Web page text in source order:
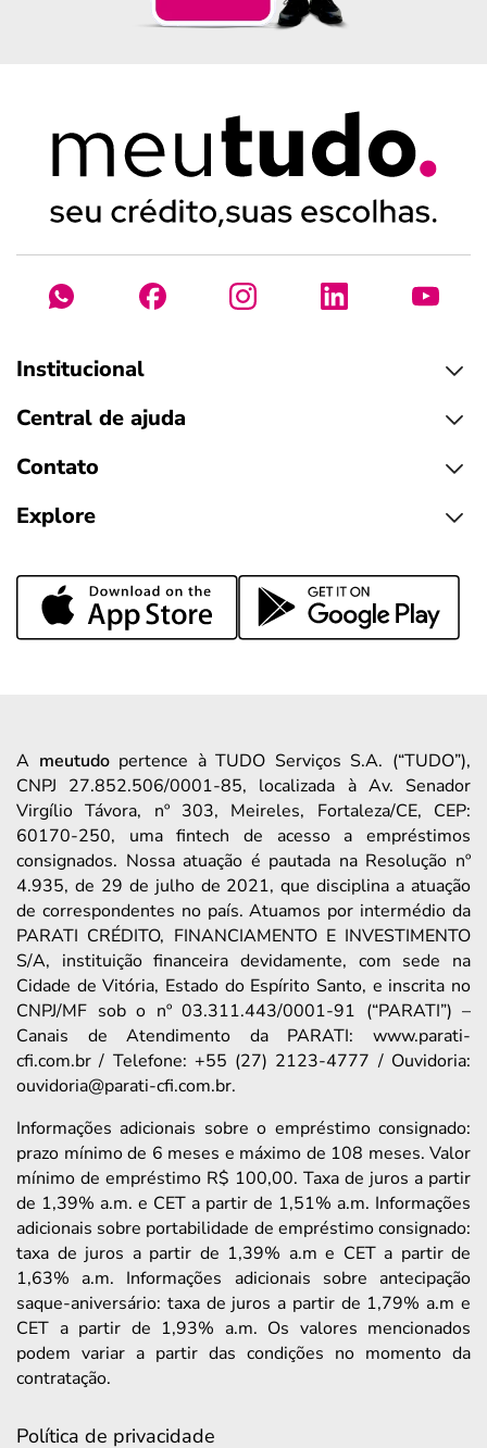
Institucional
Central de ajuda
Contato
Explore
A meutudopertence à TUDO Serviços S.A. (“TUDO”),
CNPJ 27.852.506/0001-85, localizada à Av. Senador
Virgílio Távora, nº 303, Meireles, Fortaleza/CE, CEP:
60170-250, uma fintech de acesso a empréstimos
consignados. Nossa atuação é pautada na Resolução nº
4.935, de 29 de julho de 2021, que disciplina a atuação
de correspondentes no país. Atuamos por intermédio da
PARATI CRÉDITO, FINANCIAMENTO E INVESTIMENTO
S/A, instituição financeira devidamente, com sede na
Cidade de Vitória, Estado do Espírito Santo, e inscrita no
CNPJ/MF sob o nº 03.311.443/0001-91 (“PARATI”) –
Canais de Atendimento da PARATI: www.parati-
cfi.com.br / Telefone: +55 (27) 2123-4777 / Ouvidoria:
ouvidoria@parati-cfi.com.br.
Informações adicionais sobre o empréstimo consignado:
prazo mínimo de 6 meses e máximo de 108 meses. Valor
mínimo de empréstimo R$ 100,00. Taxa de juros a partir
de 1,39% a.m. e CET a partir de 1,51% a.m. Informações
adicionais sobre portabilidade de empréstimo consignado:
taxa de juros a partir de 1,39% a.m e CET a partir de
1,63% a.m. Informações adicionais sobre antecipação
saque-aniversário: taxa de juros a partir de 1,79% a.m e
CET a partir de 1,93% a.m. Os valores mencionados
podem variar a partir das condições no momento da
contratação.
Política de privacidade